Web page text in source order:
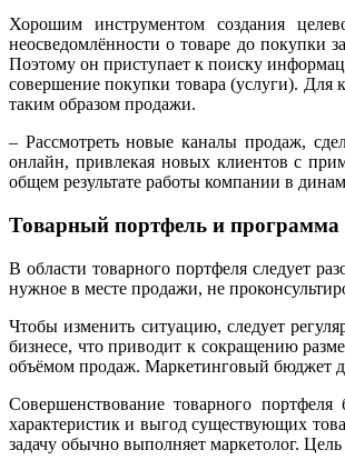
Хорошим инструментом создания
неосведомлённости о товаре до покупки
Поэтому он приступает к поиску
совершение покупки товара (услуги). Для
таким образом продажи.
– Рассмотреть новые каналы продаж,
онлайн, привлекая новых клиентов с
общем результате работы компании в
Товарный портфель и программа
В области товарного портфеля следует
нужное в месте продажи, не
Чтобы изменить ситуацию, следует
бизнесе, что приводит к сокращению
объёмом продаж. Маркетинговый бюджет
Совершенствование товарного
характеристик и выгод существующих
задачу обычно выполняет маркетолог.